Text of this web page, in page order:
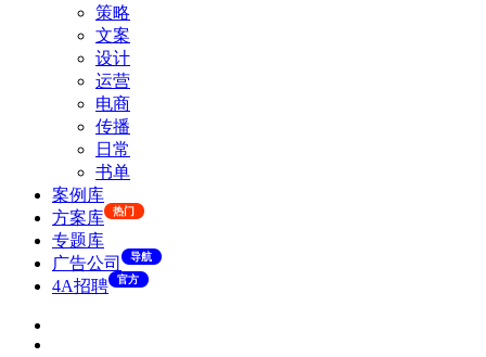
策略
文案
设计
运营
电商
传播
日常
书单
案例库
方案库
热门
专题库
广告公司
导航
4A招聘 官方